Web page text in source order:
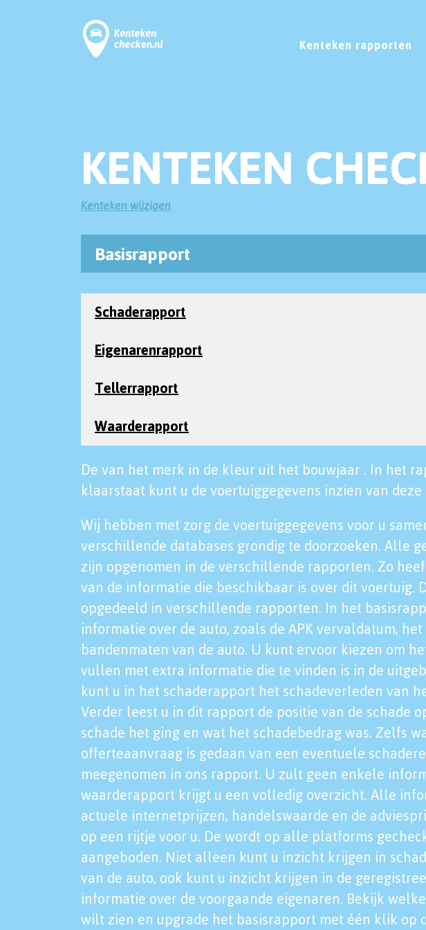
Kenteken rapporten
KENTEKEN
Kenteken wijzigen
Basisrapport
Schaderapport
Eigenarenrapport
Tellerrapport
Waarderapport
De van het merk in de kleur uit het bouwjaar . In het
klaarstaat kunt u de voertuiggegevens inzien van deze
Wij hebben met zorg de voertuiggegevens voor u
verschillende databases grondig te doorzoeken. Alle
zijn opgenomen in de verschillende rapporten. Zo
van de informatie die beschikbaar is over dit voertuig.
opgedeeld in verschillende rapporten. In het
informatie over de auto, zoals de APK vervaldatum,
bandenmaten van de auto. U kunt ervoor kiezen om
vullen met extra informatie die te vinden is in de
kunt u in het schaderapport het schadeverleden van
Verder leest u in dit rapport de positie van de schade
schade het ging en wat het schadebedrag was. Zelfs
offerteaanvraag is gedaan van een eventuele
meegenomen in ons rapport. U zult geen enkele
waarderapport krijgt u een volledig overzicht. Alle
actuele internetprijzen, handelswaarde en de
op een rijtje voor u. De wordt op alle platforms
aangeboden. Niet alleen kunt u inzicht krijgen in
van de auto, ook kunt u inzicht krijgen in de
informatie over de voorgaande eigenaren. Bekijk
wilt zien en upgrade het basisrapport met één klik op